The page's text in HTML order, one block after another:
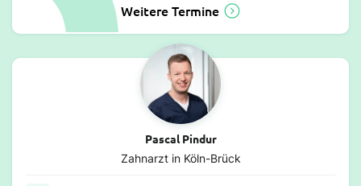
Weitere Termine
Pascal Pindur
Zahnarzt in Köln-Brück